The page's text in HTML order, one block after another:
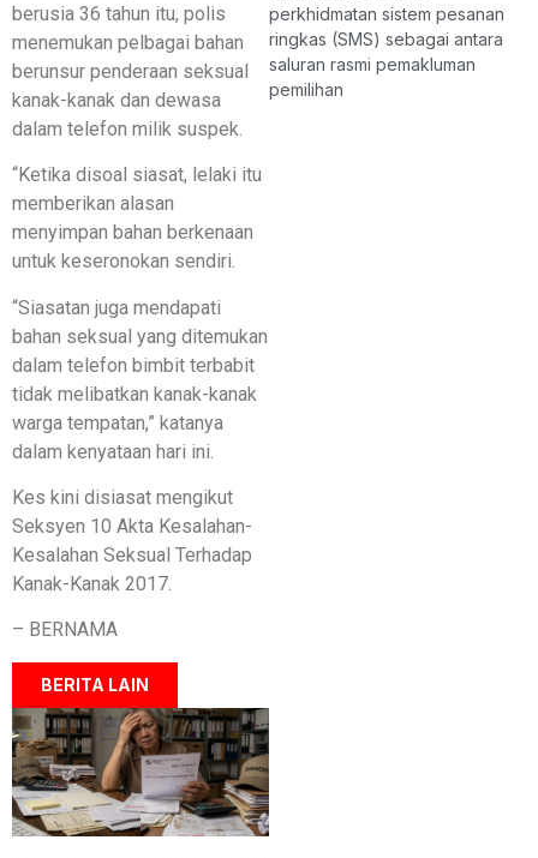
berusia 36 tahun itu, polis
menemukan pelbagai bahan
berunsur penderaan seksual
kanak-kanak dan dewasa
dalam telefon milik suspek.
“Ketika disoal siasat, lelaki itu
memberikan alasan
menyimpan bahan berkenaan
untuk keseronokan sendiri.
“Siasatan juga mendapati
bahan seksual yang ditemukan
dalam telefon bimbit terbabit
tidak melibatkan kanak-kanak
warga tempatan,” katanya
dalam kenyataan hari ini.
Kes kini disiasat mengikut
Seksyen 10 Akta Kesalahan-
Kesalahan Seksual Terhadap
Kanak-Kanak 2017.
– BERNAMA
BERITA LAIN
perkhidmatan sistem pesanan
ringkas (SMS) sebagai antara
saluran rasmi pemakluman
pemilihan